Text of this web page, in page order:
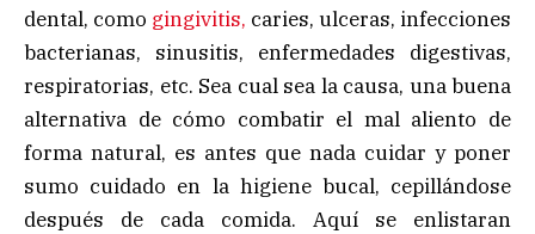
dental, como gingivitis, caries, ulceras, infecciones
bacterianas, sinusitis, enfermedades digestivas,
respiratorias, etc. Sea cual sea la causa, una buena
alternativa de cómo combatir el mal aliento de
forma natural, es antes que nada cuidar y poner
sumo cuidado en la higiene bucal, cepillándose
después de cada comida. Aquí se enlistaran